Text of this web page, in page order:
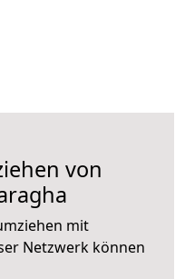
von
mit
Netzwerk können